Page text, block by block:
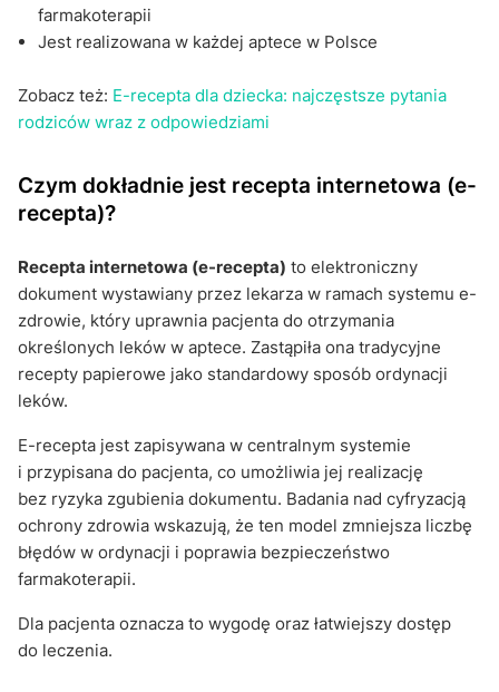
farmakoterapii
Jest realizowana w każdej aptece w Polsce
Zobacz też: E-recepta dla dziecka: najczęstsze pytania
rodziców wraz z odpowiedziami
Czym dokładnie jest recepta internetowa (e-
recepta)?
Recepta internetowa (e-recepta) to elektroniczny
dokument wystawiany przez lekarza w ramach systemu e-
zdrowie, który uprawnia pacjenta do otrzymania
określonych leków w aptece. Zastąpiła ona tradycyjne
recepty papierowe jako standardowy sposób ordynacji
leków.
E-recepta jest zapisywana w centralnym systemie
i przypisana do pacjenta, co umożliwia jej realizację
bez ryzyka zgubienia dokumentu. Badania nad cyfryzacją
ochrony zdrowia wskazują, że ten model zmniejsza liczbę
błędów w ordynacji i poprawia bezpieczeństwo
farmakoterapii.
Dla pacjenta oznacza to wygodę oraz łatwiejszy dostęp
do leczenia.